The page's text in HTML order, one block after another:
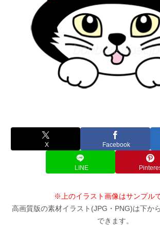
X Facebook
LINE
※上のイラスト画像はサンプルで
高画質版の素材イラスト(JPG・PNG)は下か
できます。